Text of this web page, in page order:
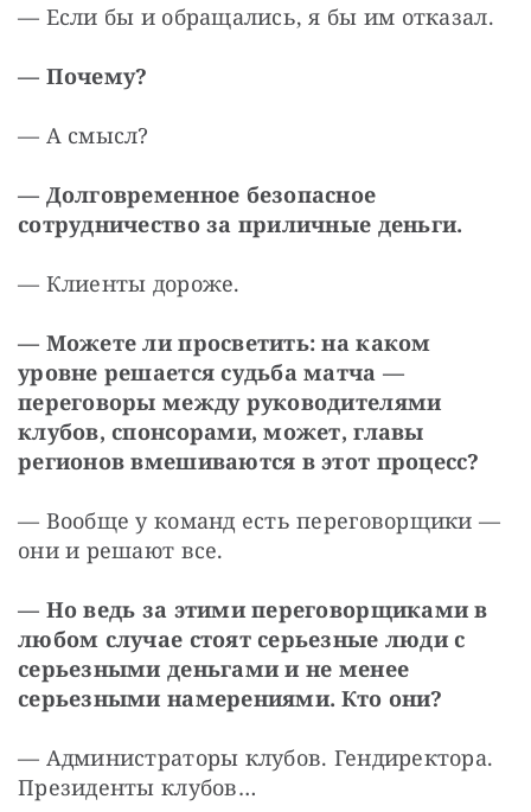
— Если бы и обращались, я бы им отказал.
— Почему?
— А смысл?
— Долговременное безопасное
сотрудничество за приличные деньги.
— Клиенты дороже.
— Можете ли просветить: на каком
уровне решается судьба матча —
переговоры между руководителями
клубов, спонсорами, может, главы
регионов вмешиваются в этот процесс?
— Вообще у команд есть переговорщики —
они и решают все.
— Но ведь за этими переговорщиками в
любом случае стоят серьезные люди с
серьезными деньгами и не менее
серьезными намерениями. Кто они?
— Администраторы клубов. Гендиректора.
Президенты клубов…